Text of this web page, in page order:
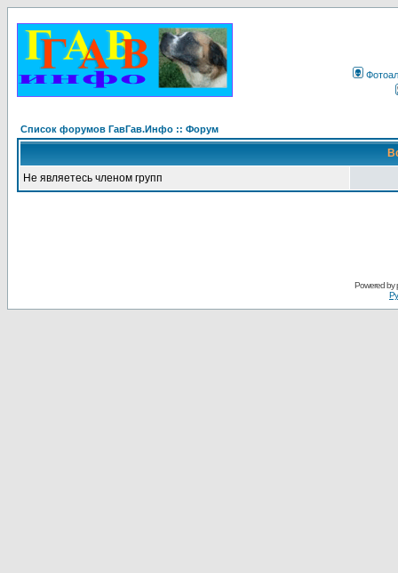
Список форумов ГавГав.Инфо :: Форум
Не являетесь членом групп
Powered by